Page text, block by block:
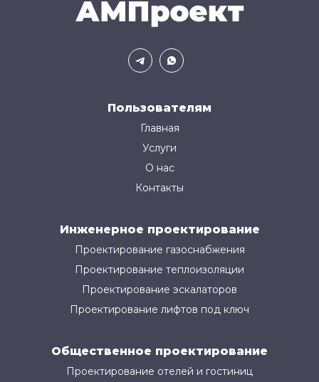
Пользователям
Главная
Услуги
О нас
Контакты
Инженерное проектирование
Проектирование газоснабжения
Проектирование теплоизоляции
Проектирование эскалаторов
Проектирование лифтов под ключ
Общественное проектирование
Проектирование отелей и гостиниц